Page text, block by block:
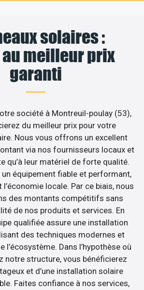
solaires :
au meilleur prix
garanti
société à Montreuil-poulay (53),
du meilleur prix pour votre
Nous vous offrons un excellent
via nos fournisseurs locaux et
qu’à leur matériel de forte qualité.
équipement fiable et performant,
locale. Par ce biais, nous
des montants compétitifs sans
de nos produits et services. En
qualifiée assure une installation
des techniques modernes et
l’écosystème. Dans l’hypothèse où
notre structure, vous bénéficierez
et d’une installation solaire
Faites confiance à nos services,